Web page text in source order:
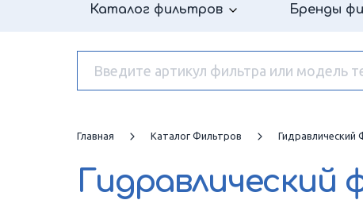
Каталог фильтров Бренды
Главная Каталог Фильтров Гидравлический
Гидравлический